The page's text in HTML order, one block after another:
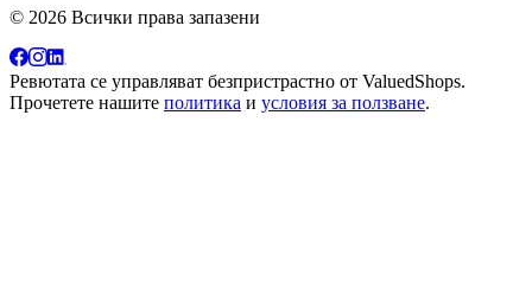
© 2026 Всички права запазени
Ревютата се управляват безпристрастно от ValuedShops.
Прочетете нашите политика и условия за ползване.